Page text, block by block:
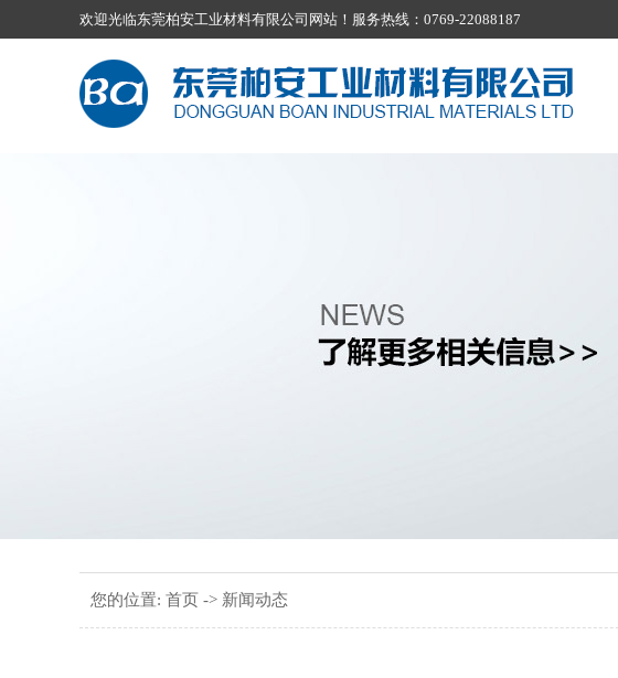
欢迎光临东莞柏安工业材料有限公司网站！服务热线：0769-22088187
您的位置: 首页 -> 新闻动态